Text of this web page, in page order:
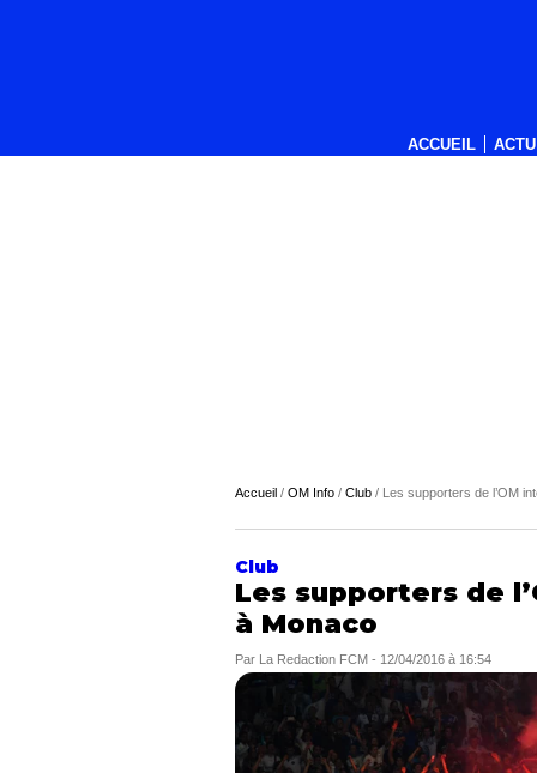
ACCUEIL
Accueil / OM Info / Club / Les supporters de l’OM
Club
Les supporters de
à Monaco
Par La Redaction FCM - 12/04/2016 à 16:54